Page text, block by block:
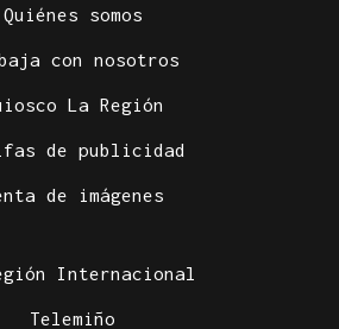
Quiénes somos
con nosotros
La Región
de publicidad
de imágenes
Internacional
Telemiño